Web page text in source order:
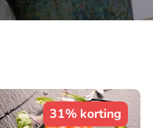
31% korting